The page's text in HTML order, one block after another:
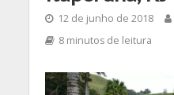
12 de junho de 2018
8 minutos de leitura